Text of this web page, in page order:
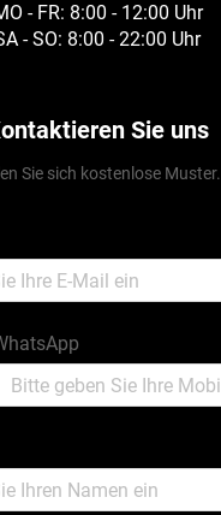
- FR: 8:00 - 12:00 Uhr
- SO: 8:00 - 22:00 Uhr
Sie uns
Sie sich kostenlose Muster.